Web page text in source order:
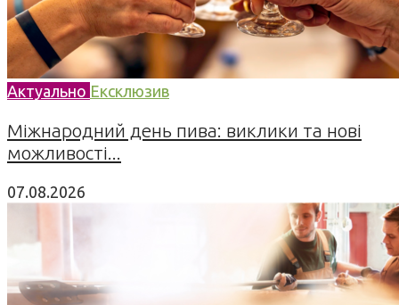
Актуально Ексклюзив
Міжнародний день пива: виклики та нові
можливості...
07.08.2026